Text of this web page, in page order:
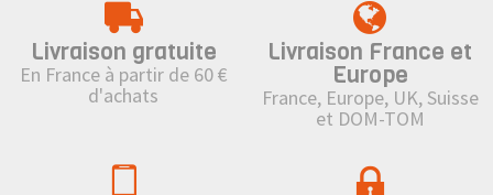
Livraison gratuite
En France à partir de 60 €
d'achats
Livraison France et
Europe
France, Europe, UK, Suisse
et DOM-TOM